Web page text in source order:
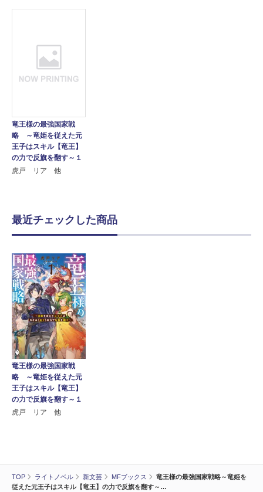
TOP ライトノベル 新文芸 MFブックス
竜王様の最強国家戦略～竜姫を
従えた元王子はスキル【竜王】の力で反旗を翻す～…
竜王様の最強国家戦
略 ～竜姫を従えた元
王子はスキル【竜王】
の力で反旗を翻す～１
虎戸 リア 他
最近チェックした商品
竜王様の最強国家戦
略 ～竜姫を従えた元
王子はスキル【竜王】
の力で反旗を翻す～１
虎戸 リア 他